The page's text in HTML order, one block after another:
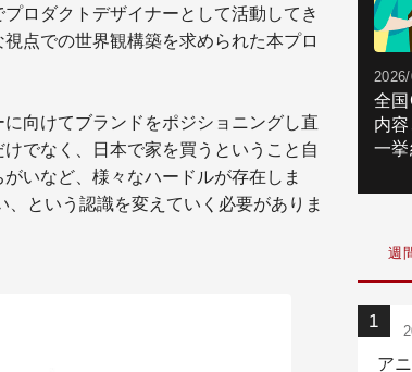
ロダクトデザイナーとして活動してき
点での世界観構築を求められた本プロ
向けてブランドをポジショニングし直
でなく、日本で家を買うということ自
いなど、様々なハードルが存在しま
、という認識を変えていく必要がありま
全
内
一挙
週
ア